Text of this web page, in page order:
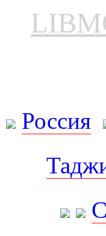
Россия